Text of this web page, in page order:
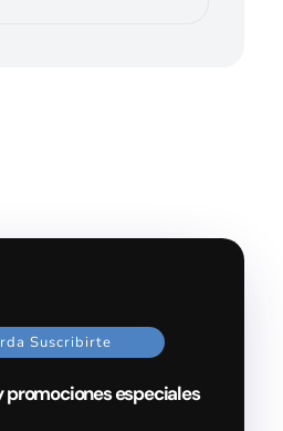
Suscribirte
promociones especiales